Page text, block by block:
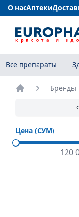
О насАптеки
Все препараты
Бренды
Цена (СУМ)
120